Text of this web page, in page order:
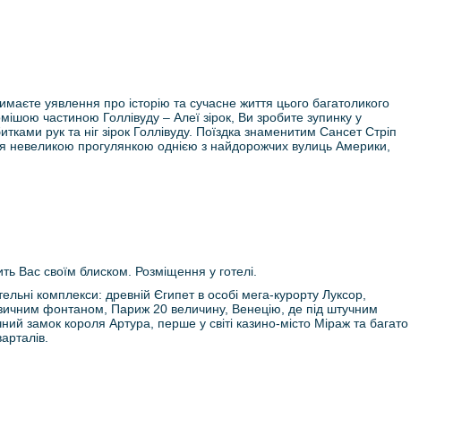
уявлення про історію та сучасне життя цього багатоликого
частиною Голлівуду – Алеї зірок, Ви зробите зупинку у
рук та ніг зірок Голлівуду. Поїздка знаменитим Сансет Стріп
невеликою прогулянкою однією з найдорожчих вулиць Америки,
Вас своїм блиском. Розміщення у готелі.
комплекси: древній Єгипет в особі мега-курорту Луксор,
фонтаном, Париж 20 величину, Венецію, де під штучним
замок короля Артура, перше у світі казино-місто Міраж та багато